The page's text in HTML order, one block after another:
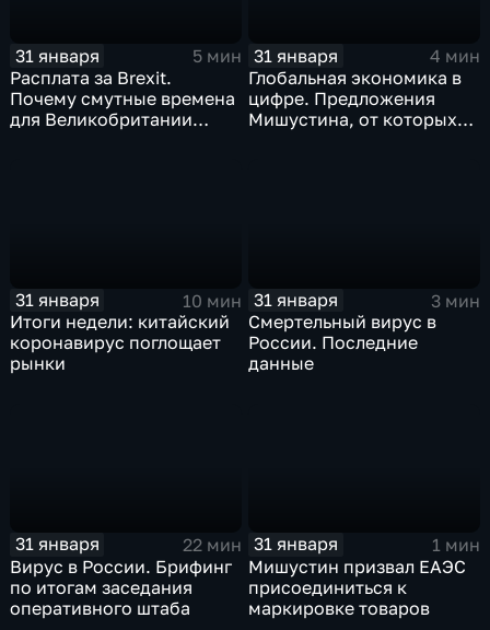
31 января
5 мин
Расплата за Brexit.
Почему смутные времена
для Великобритании
31 января
4 мин
Глобальная экономика в
цифре. Предложения
Мишустина, от которых
31 января
10 мин
Итоги недели: китайский
коронавирус поглощает
рынки
31 января
3 мин
Смертельный вирус в
России. Последние
данные
31 января
22 мин
Вирус в России. Брифинг
по итогам заседания
оперативного штаба
31 января
1 мин
Мишустин призвал ЕАЭС
присоединиться к
маркировке товаров